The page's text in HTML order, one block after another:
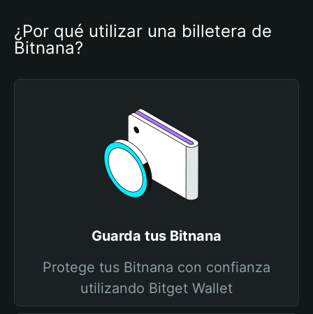
¿Por qué utilizar una billetera de
Bitnana?
Guarda tus Bitnana
Protege tus Bitnana con confianza
utilizando Bitget Wallet